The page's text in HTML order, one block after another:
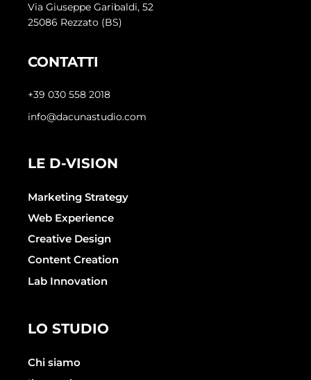
Via Giuseppe Garibaldi, 52
25086 Rezzato (BS)
CONTATTI
+39 030 558 2018
info@dacunastudio.com
LE D-VISION
Marketing Strategy
Web Experience
Creative Design
Content Creation
Lab Innovation
LO STUDIO
Chi siamo